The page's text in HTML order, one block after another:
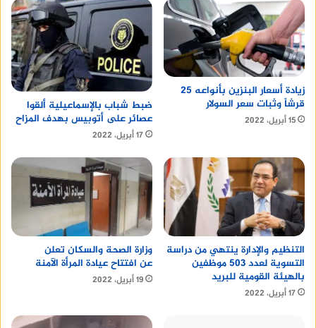
زيادة أسعار البنزين بأنواعه 25
قرشاً وثبات سعر السولار
15 أبريل، 2022
ضبط شباب بالإسماعيلية ألقوا
عصائر على أتوبيس بهدف المزاح
17 أبريل، 2022
التنظيم والإدارة ينتهي من دراسة
التسوية لعدد 503 موظفين
بالهيئة القومية للبريد
17 أبريل، 2022
وزارة الصحة والسكان تعلن
عن افتتاح عيادة المرأة الآمنة
19 أبريل، 2022